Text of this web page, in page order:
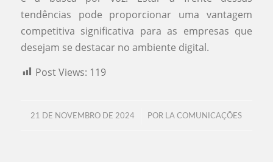
tendências pode proporcionar uma vantagem
competitiva significativa para as empresas que
desejam se destacar no ambiente digital.
Post Views: 119
21 DE NOVEMBRO DE 2024
/ POR LA COMUNICAÇÕES